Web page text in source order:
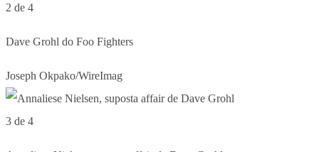
2 de 4
Dave Grohl do Foo Fighters
Joseph Okpako/WireImag
3 de 4